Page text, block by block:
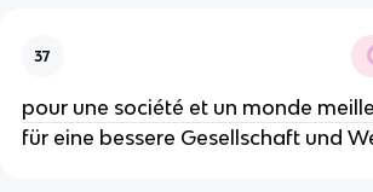
37
pour une société et un monde
für eine bessere Gesellschaft und